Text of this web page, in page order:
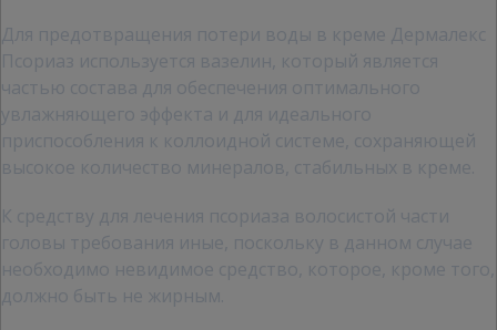
Для предотвращения потери воды в креме Дермалекс
Псориаз используется вазелин, который является
частью состава для обеспечения оптимального
увлажняющего эффекта и для идеального
приспособления к коллоидной системе, сохраняющей
высокое количество минералов, стабильных в креме.
К средству для лечения псориаза волосистой части
головы требования иные, поскольку в данном случае
необходимо невидимое средство, которое, кроме того,
должно быть не жирным.